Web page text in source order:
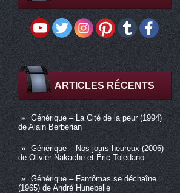
ARTICLES RÉCENTS
Générique – La Cité de la peur (1994)
de Alain Berbérian
Générique – Nos jours heureux (2006)
de Olivier Nakache et Éric Toledano
Générique – Fantômas se déchaîne
(1965) de André Hunebelle